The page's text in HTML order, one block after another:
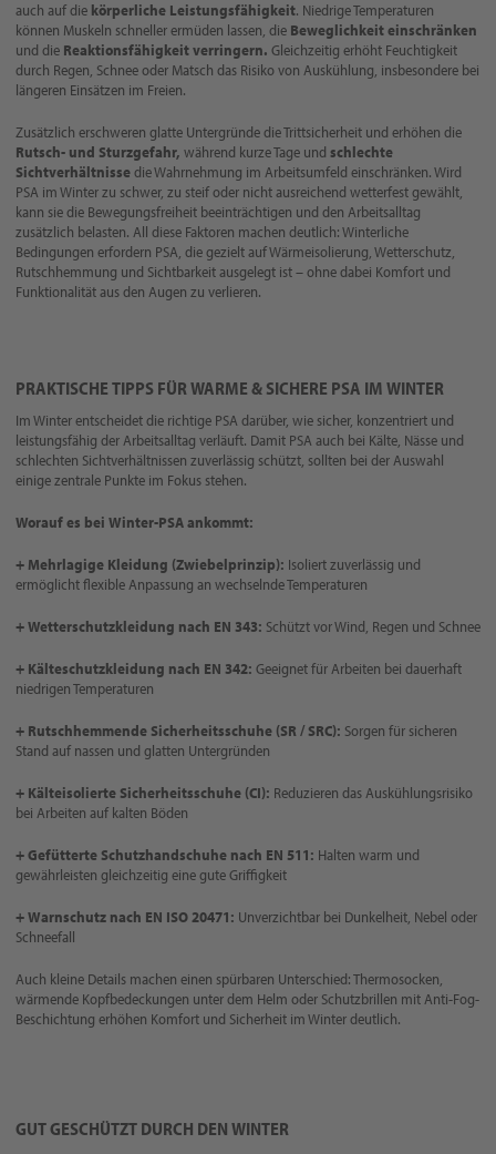
auch auf die körperliche Leistungsfähigkeit. Niedrige Temperaturen
können Muskeln schneller ermüden lassen, die Beweglichkeit einschränken
und die Reaktionsfähigkeit verringern. Gleichzeitig erhöht Feuchtigkeit
durch Regen, Schnee oder Matsch das Risiko von Auskühlung, insbesondere bei
längeren Einsätzen im Freien.
Zusätzlich erschweren glatte Untergründe die Trittsicherheit und erhöhen die
Rutsch- und Sturzgefahr, während kurze Tage und schlechte
Sichtverhältnissedie Wahrnehmung im Arbeitsumfeld einschränken. Wird
PSA im Winter zu schwer, zu steif oder nicht ausreichend wetterfest gewählt,
kann sie die Bewegungsfreiheit beeinträchtigen und den Arbeitsalltag
zusätzlich belasten. All diese Faktoren machen deutlich: Winterliche
Bedingungen erfordern PSA, die gezielt auf Wärmeisolierung, Wetterschutz,
Rutschhemmung und Sichtbarkeit ausgelegt ist – ohne dabei Komfort und
Funktionalität aus den Augen zu verlieren.
PRAKTISCHE TIPPS FÜR WARME & SICHERE PSA IM WINTER
Im Winter entscheidet die richtige PSA darüber, wie sicher, konzentriert und
leistungsfähig der Arbeitsalltag verläuft. Damit PSA auch bei Kälte, Nässe und
schlechten Sichtverhältnissen zuverlässig schützt, sollten bei der Auswahl
einige zentrale Punkte im Fokus stehen.
Worauf es bei Winter-PSA ankommt:
+ Mehrlagige Kleidung (Zwiebelprinzip): Isoliert zuverlässig und
ermöglicht flexible Anpassung an wechselnde Temperaturen
+ Wetterschutzkleidung nach EN 343: Schützt vor Wind, Regen und Schnee
+ Kälteschutzkleidung nach EN 342: Geeignet für Arbeiten bei dauerhaft
niedrigen Temperaturen
+ Rutschhemmende Sicherheitsschuhe (SR / SRC): Sorgen für sicheren
Stand auf nassen und glatten Untergründen
+ Kälteisolierte Sicherheitsschuhe (CI): Reduzieren das Auskühlungsrisiko
bei Arbeiten auf kalten Böden
+ Gefütterte Schutzhandschuhe nach EN 511: Halten warm und
gewährleisten gleichzeitig eine gute Griffigkeit
+ Warnschutz nach EN ISO 20471: Unverzichtbar bei Dunkelheit, Nebel oder
Schneefall
Auch kleine Details machen einen spürbaren Unterschied: Thermosocken,
wärmende Kopfbedeckungen unter dem Helm oder Schutzbrillen mit Anti-Fog-
Beschichtung erhöhen Komfort und Sicherheit im Winter deutlich.
GUT GESCHÜTZT DURCH DEN WINTER